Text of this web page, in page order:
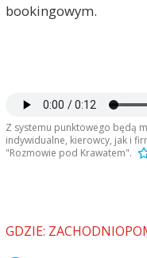
bookingowym.
Z systemu punktowego będą
indywidualne, kierowcy, jak i
"Rozmowie pod Krawatem".
GDZIE: